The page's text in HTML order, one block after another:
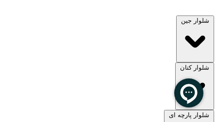
شلوار جین
مشاهده همه
شلوار کتان
شلوار پارچه ای